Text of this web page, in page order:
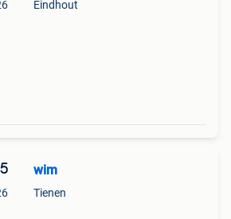
Eindhout
wim
Tienen